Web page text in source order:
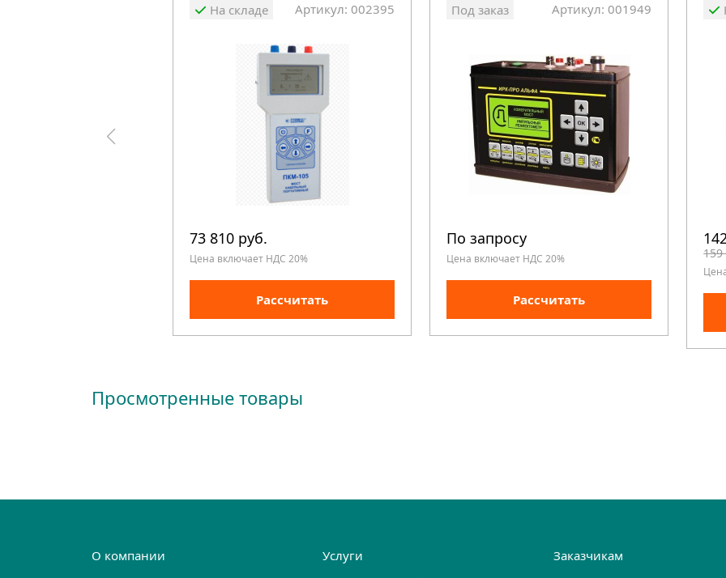
На складе Артикул: 002395
73 810 руб.
Цена включает НДС 20%
Рассчитать
Под заказ Артикул: 001949
По запросу
Цена включает НДС 20%
Рассчитать
159
Просмотренные товары
О компании
Услуги
Заказчикам